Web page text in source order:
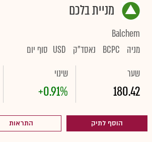
מניית בלכם
Balchem
מניה
BCPC נאסד"ק USD סוף יום
שער
180.42
שינוי
+0.91%
הוסף לתיק התראות